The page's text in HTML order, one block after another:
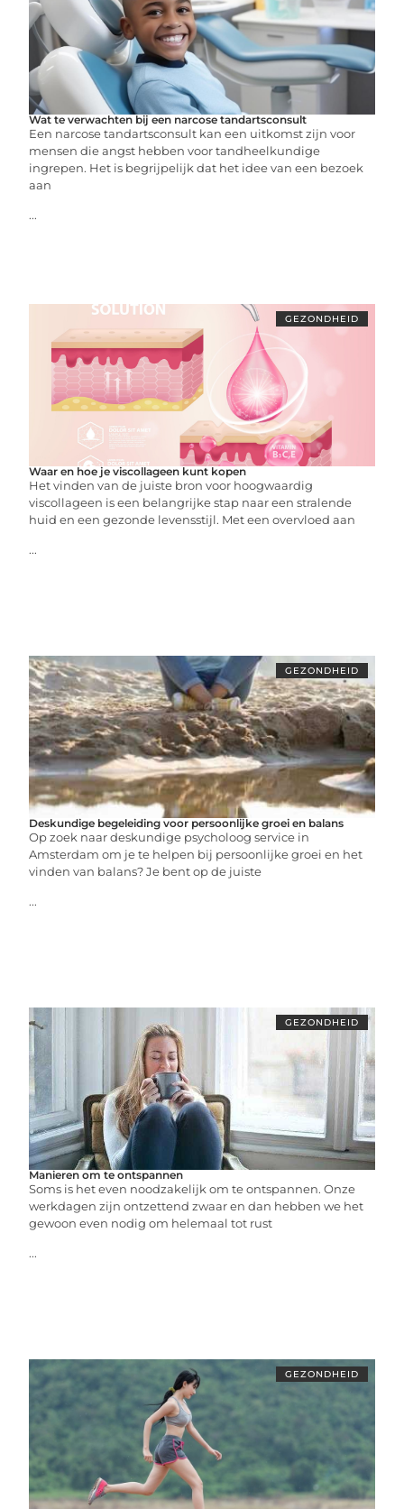
Wat te verwachten bij een narcose tandartsconsult
Een narcose tandartsconsult kan een uitkomst zijn voor
mensen die angst hebben voor tandheelkundige
ingrepen. Het is begrijpelijk dat het idee van een bezoek
aan
...
GEZONDHEID
Waar en hoe je viscollageen kunt kopen
Het vinden van de juiste bron voor hoogwaardig
viscollageen is een belangrijke stap naar een stralende
huid en een gezonde levensstijl. Met een overvloed aan
...
GEZONDHEID
Deskundige begeleiding voor persoonlijke groei en balans
Op zoek naar deskundige psycholoog service in
Amsterdam om je te helpen bij persoonlijke groei en het
vinden van balans? Je bent op de juiste
...
GEZONDHEID
Manieren om te ontspannen
Soms is het even noodzakelijk om te ontspannen. Onze
werkdagen zijn ontzettend zwaar en dan hebben we het
gewoon even nodig om helemaal tot rust
...
GEZONDHEID